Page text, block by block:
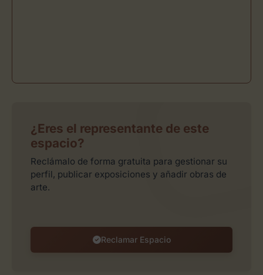
¿Eres el representante de este
espacio?
Reclámalo de forma gratuita para gestionar su
perfil, publicar exposiciones y añadir obras de
arte.
Reclamar Espacio